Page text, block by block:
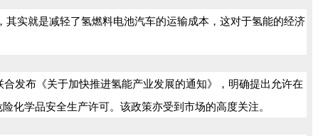
实就是减轻了氢燃料电池汽车的运输成本，这对于氢能的经济
发布《关于加快推进氢能产业发展的通知》，明确提出允许在
学品安全生产许可。该政策亦受到市场的高度关注。